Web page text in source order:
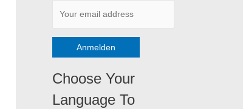
Choose Your
Language To
r
n